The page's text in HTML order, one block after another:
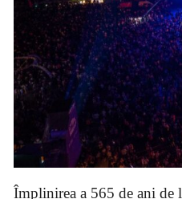
Împlinirea a 565 de ani de